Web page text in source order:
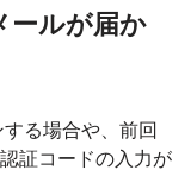
ールが届か
る場合や、前回
証コードの入力が